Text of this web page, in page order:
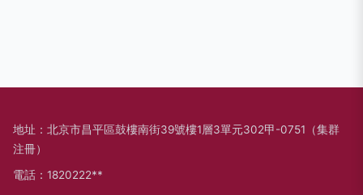
地址：北京市昌平區鼓樓南街39號樓1層3單元302甲-0751（集群
注冊）
電話：1820222**